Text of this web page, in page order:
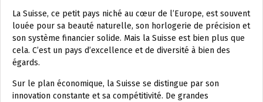
La Suisse, ce petit pays niché au cœur de l’Europe, est souvent
louée pour sa beauté naturelle, son horlogerie de précision et
son système financier solide. Mais la Suisse est bien plus que
cela. C’est un pays d’excellence et de diversité à bien des
égards.
Sur le plan économique, la Suisse se distingue par son
innovation constante et sa compétitivité. De grandes